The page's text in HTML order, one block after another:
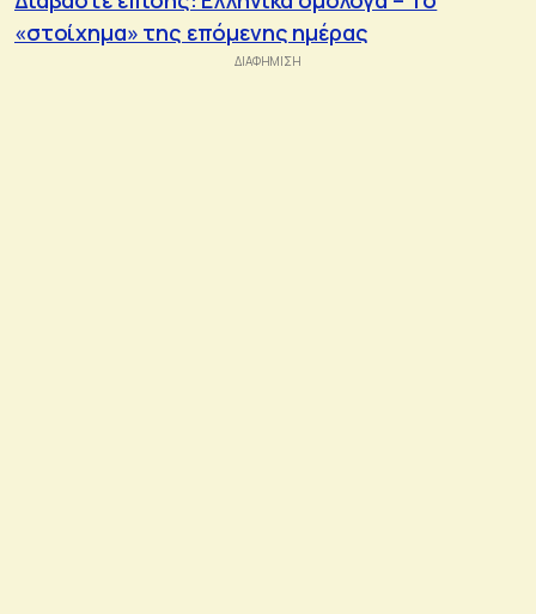
«στοίχημα» της επόμενης ημέρας